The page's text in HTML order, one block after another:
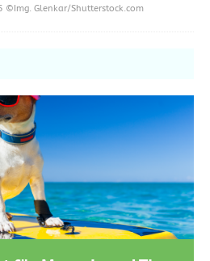
©Img. Glenkar/Shutterstock.com